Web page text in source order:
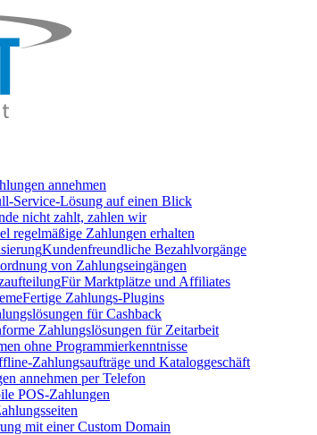
annehmen
Service-Lösung auf einen Blick
nicht zahlt, zahlen wir
regelmäßige Zahlungen erhalten
Kundenfreundliche Bezahlvorgänge
von Zahlungseingängen
Für Marktplätze und Affiliates
Fertige Zahlungs-Plugins
für Cashback
Zahlungslösungen für Zeitarbeit
ohne Programmierkenntnisse
Zahlungsaufträge und Kataloggeschäft
annehmen per Telefon
POS-Zahlungen
mit einer Custom Domain